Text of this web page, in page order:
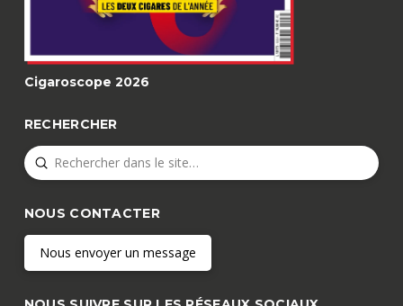
Cigaroscope 2026
RECHERCHER
Search
Submit
NOUS CONTACTER
Nous envoyer un message